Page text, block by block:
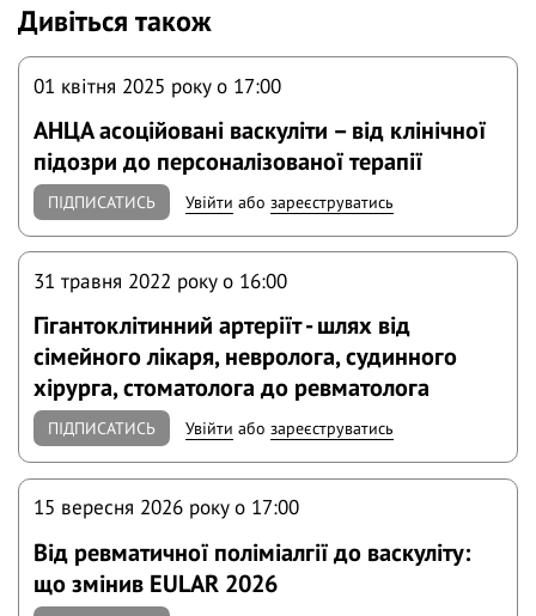
Дивіться також
01 квітня 2025 року o 17:00
АНЦА асоційовані васкуліти – від клінічної
підозри до персоналізованої терапії
ПІДПИСАТИСЬ Увійти абозареєструватись
31 травня 2022 року o 16:00
Гігантоклітинний артеріїт - шлях від
сімейного лікаря, невролога, судинного
хірурга, стоматолога до ревматолога
ПІДПИСАТИСЬ Увійти абозареєструватись
15 вересня 2026 року o 17:00
Від ревматичної поліміалгії до васкуліту:
що змінив EULAR 2026